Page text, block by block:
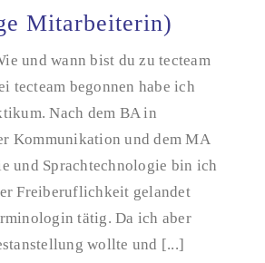
Kühn (ehemalige Mitarbeiterin)
Mitarbeiterin)
und wann bist du zu tecteam
tecteam begonnen habe ich
Nach dem BA in
Kommunikation und dem MA
und Sprachtechnologie bin ich
Freiberuflichkeit gelandet
tätig. Da ich aber
wollte und [...]